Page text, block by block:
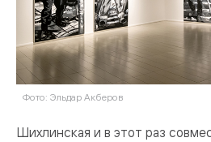
Фото: Эльдар Акберов
Шихлинская и в этот раз